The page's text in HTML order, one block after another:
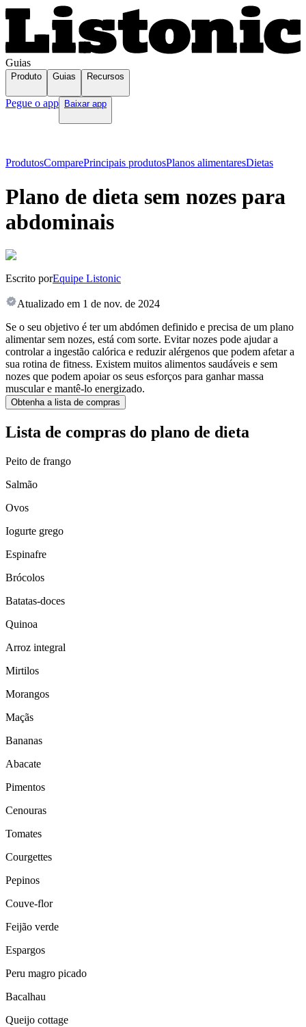
Guias
Produto Guias Recursos
Pegue o app Baixar app
ProdutosComparePrincipais produtosPlanos alimentaresDietas
Plano de dieta sem nozes para
abdominais
Escrito porEquipe Listonic
Atualizado em 1 de nov. de 2024
Se o seu objetivo é ter um abdómen definido e precisa de um plano
alimentar sem nozes, está com sorte. Evitar nozes pode ajudar a
controlar a ingestão calórica e reduzir alérgenos que podem afetar a
sua rotina de fitness. Existem muitos alimentos saudáveis e sem
nozes que podem apoiar os seus esforços para ganhar massa
muscular e mantê-lo energizado.
Obtenha a lista de compras
Lista de compras do plano de dieta
Peito de frango
Salmão
Ovos
Iogurte grego
Espinafre
Brócolos
Batatas-doces
Quinoa
Arroz integral
Mirtilos
Morangos
Maçãs
Bananas
Abacate
Pimentos
Cenouras
Tomates
Courgettes
Pepinos
Couve-flor
Feijão verde
Espargos
Peru magro picado
Bacalhau
Queijo cottage